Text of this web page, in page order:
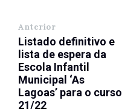
Anterior
Listado definitivo e
lista de espera da
Escola Infantil
Municipal ‘As
Lagoas’ para o curso
21/22